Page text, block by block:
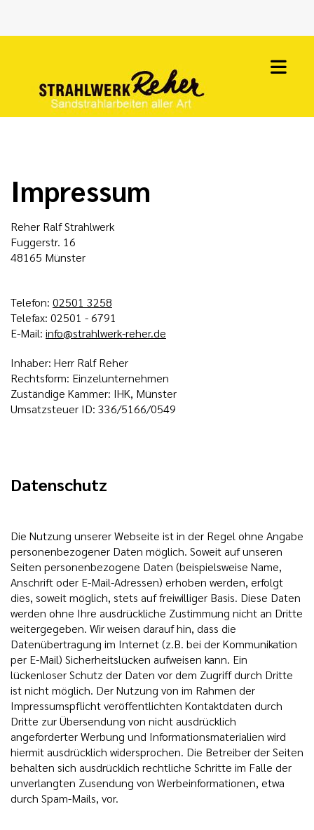
Impressum
Reher Ralf Strahlwerk
Fuggerstr. 16
48165 Münster
Telefon: 02501 3258
Telefax: 02501 - 6791
E-Mail: info@strahlwerk-reher.de
Inhaber: Herr Ralf Reher
Rechtsform: Einzelunternehmen
Zuständige Kammer: IHK, Münster
Umsatzsteuer ID: 336/5166/0549
Datenschutz
Die Nutzung unserer Webseite ist in der Regel ohne Angabe
personenbezogener Daten möglich. Soweit auf unseren
Seiten personenbezogene Daten (beispielsweise Name,
Anschrift oder E-Mail-Adressen) erhoben werden, erfolgt
dies, soweit möglich, stets auf freiwilliger Basis. Diese Daten
werden ohne Ihre ausdrückliche Zustimmung nicht an Dritte
weitergegeben. Wir weisen darauf hin, dass die
Datenübertragung im Internet (z.B. bei der Kommunikation
per E-Mail) Sicherheitslücken aufweisen kann. Ein
lückenloser Schutz der Daten vor dem Zugriff durch Dritte
ist nicht möglich. Der Nutzung von im Rahmen der
Impressumspflicht veröffentlichten Kontaktdaten durch
Dritte zur Übersendung von nicht ausdrücklich
angeforderter Werbung und Informationsmaterialien wird
hiermit ausdrücklich widersprochen. Die Betreiber der Seiten
behalten sich ausdrücklich rechtliche Schritte im Falle der
unverlangten Zusendung von Werbeinformationen, etwa
durch Spam-Mails, vor.